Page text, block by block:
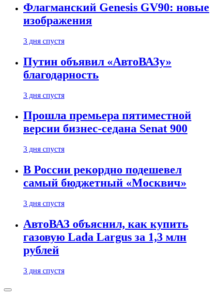
Флагманский Genesis GV90: новые
изображения
3 дня спустя
Путин объявил «АвтоВАЗу»
благодарность
3 дня спустя
Прошла премьера пятиместной
версии бизнес-седана Senat 900
3 дня спустя
В России рекордно подешевел
самый бюджетный «Москвич»
3 дня спустя
АвтоВАЗ объяснил, как купить
газовую Lada Largus за 1,3 млн
рублей
3 дня спустя